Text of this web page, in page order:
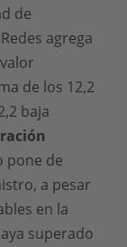
de
agrega
de los 12,2
baja
pone de
a pesar
en la
superado